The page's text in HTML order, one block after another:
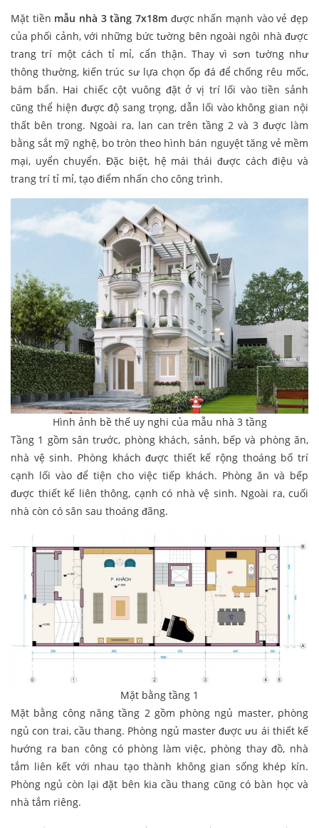
Mặt tiền mẫu nhà 3 tầng 7x18m được nhấn mạnh vào vẻ đẹp
của phối cảnh, với những bức tường bên ngoài ngôi nhà được
trang trí một cách tỉ mỉ, cẩn thận. Thay vì sơn tường như
thông thường, kiến trúc sư lựa chọn ốp đá để chống rêu mốc,
bám bẩn. Hai chiếc cột vuông đặt ở vị trí lối vào tiền sảnh
cũng thể hiện được độ sang trọng, dẫn lối vào không gian nội
thất bên trong. Ngoài ra, lan can trên tầng 2 và 3 được làm
bằng sắt mỹ nghệ, bo tròn theo hình bán nguyệt tăng vẻ mềm
mại, uyển chuyển. Đặc biệt, hệ mái thái được cách điệu và
trang trí tỉ mỉ, tạo điểm nhấn cho công trình.
Hình ảnh bề thế uy nghi của mẫu nhà 3 tầng
Tầng 1 gồm sân trước, phòng khách, sảnh, bếp và phòng ăn,
nhà vệ sinh. Phòng khách được thiết kế rộng thoáng bố trí
cạnh lối vào để tiện cho việc tiếp khách. Phòng ăn và bếp
được thiết kế liên thông, cạnh có nhà vệ sinh. Ngoài ra, cuối
nhà còn có sân sau thoáng đãng.
Mặt bằng tầng 1
Mặt bằng công năng tầng 2 gồm phòng ngủ master, phòng
ngủ con trai, cầu thang. Phòng ngủ master được ưu ái thiết kế
hướng ra ban công có phòng làm việc, phòng thay đồ, nhà
tắm liên kết với nhau tạo thành không gian sống khép kín.
Phòng ngủ còn lại đặt bên kia cầu thang cũng có bàn học và
nhà tắm riêng.